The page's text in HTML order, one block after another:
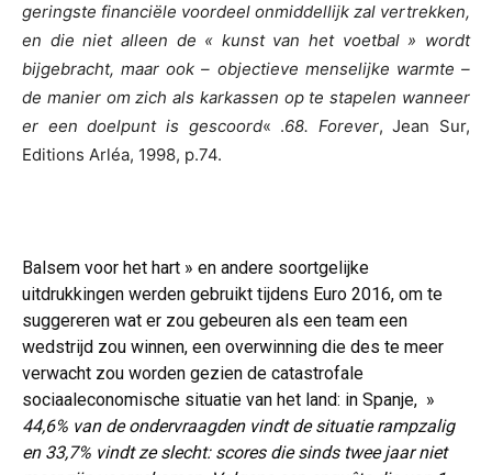
geringste financiële voordeel onmiddellijk zal vertrekken,
en die niet alleen de « kunst van het voetbal » wordt
bijgebracht, maar ook – objectieve menselijke warmte –
de manier om zich als karkassen op te stapelen wanneer
er een doelpunt is gescoord« .68. Forever, Jean Sur,
Editions Arléa, 1998, p.74.
Balsem voor het hart » en andere soortgelijke
uitdrukkingen werden gebruikt tijdens Euro 2016, om te
suggereren wat er zou gebeuren als een team een
wedstrijd zou winnen, een overwinning die des te meer
verwacht zou worden gezien de catastrofale
sociaaleconomische situatie van het land: in Spanje, »
44,6% van de ondervraagden vindt de situatie rampzalig
en 33,7% vindt ze slecht: scores die sinds twee jaar niet